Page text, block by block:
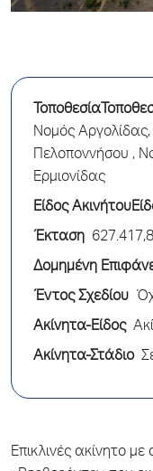
Νομός Αργολίδας,
Πελοποννήσου ,
Ερμιονίδας
Είδος
Έκταση
Δομημένη
Έντος Σχεδίου
Ακίνητα-Είδος
Ακίνητα-Στάδιο
Επικλινές ακίνητο